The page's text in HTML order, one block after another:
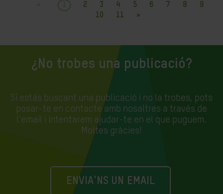
« 1 2 3 4 5 6 7 8
9
10
11 »
¿No trobes una publicació?
Si estàs buscant una publicació i no la trobes, pots
posar-te en contacte amb nosaltres a través de
l'email i intentarem ajudar-te en el que puguem.
Moltes gràcies!
ENVIA'NS UN EMAIL